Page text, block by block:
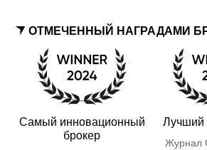
ОТМЕЧЕННЫЙ НАГРАДАМИ
Самый инновационный
брокер
Лучший
Журнал